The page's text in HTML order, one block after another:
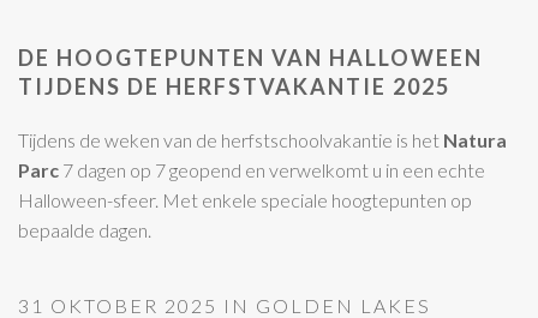
DE HOOGTEPUNTEN VAN HALLOWEEN
TIJDENS DE HERFSTVAKANTIE 2025
Tijdens de weken van de herfstschoolvakantie is het Natura
Parc 7 dagen op 7 geopend en verwelkomt u in een echte
Halloween-sfeer. Met enkele speciale hoogtepunten op
bepaalde dagen.
31 OKTOBER 2025 IN GOLDEN LAKES